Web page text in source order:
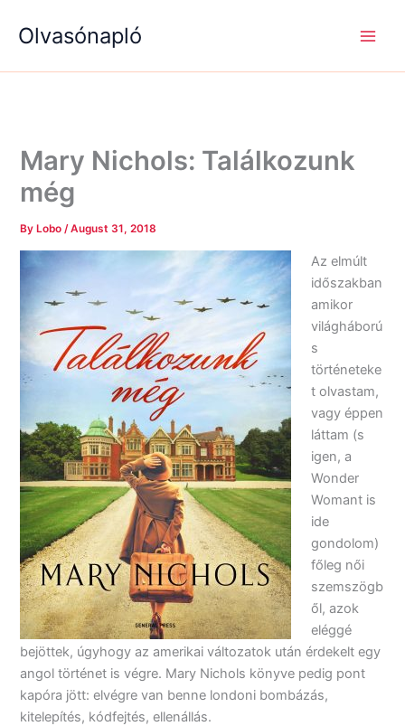
Olvasónapló
Mary Nichols: Találkozunk
még
By Lobo/August 31, 2018
Az elmúlt
időszakban
amikor
világháború
s
történeteke
t olvastam,
vagy éppen
láttam (s
igen, a
Wonder
Womant is
ide
gondolom)
főleg női
szemszögb
ől, azok
eléggé
bejöttek, úgyhogy az amerikai változatok után érdekelt egy
angol történet is végre. Mary Nichols könyve pedig pont
kapóra jött: elvégre van benne londoni bombázás,
kitelepítés, kódfejtés, ellenállás.
e
a
é
g
k
é
g
k